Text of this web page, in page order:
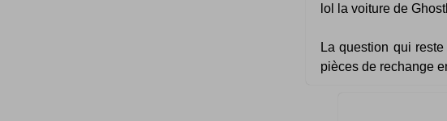
lol la voiture de
La question qui
pièces de rechange